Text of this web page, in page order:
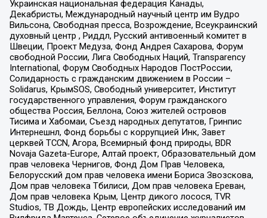
Украинская национальная федерация Канады,
Декабристы, Международный научный центр им Вудро
Вильсона, Свободная пресса, Возрождение, Всеукраинский
духовный центр , Риддл, Русский антивоенный комитет в
Швеции, Проект Медуза, Фонд Андрея Сахарова, Форум
свободной России, Лига Свободных Наций, Transparеncy
International, Форум Свободных Народов ПостРоссии,
Солидарность с гражданским движением в России –
Solidarus, КрымSOS, Свободный университет, Институт
государственного управления, Форум гражданского
общества Россия, Беллона, Союз жителей островов
Тисима и Хабомаи, Съезд народных депутатов, Гринпис
Интернешнл, Фонд борьбы с коррупцией Инк, Завет
церквей TCCN, Агора, Всемирный фонд природы, BDR
Novaja Gazeta-Europe, Алтай проект, Образовательный дом
прав человека Чернигов, Фонд Дом Прав Человека,
Белорусский дом прав человека имени Бориса Звозскова,
Дом прав человека Тбилиси, Дом прав человека Ереван,
Дом прав человека Крым, Центр дикого лосося, TVR
Studios, ТВ Дождь, Центр европейских исследований им